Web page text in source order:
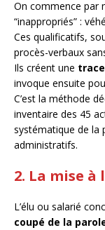
On commence par
“inappropriés” :
Ces qualificatifs,
procès-verbaux
Ils créent une
invoque ensuite
C’est la méthode
inventaire des 45
systématique de la
administratifs.
2. La mise à
L’élu ou salarié
coupé de la